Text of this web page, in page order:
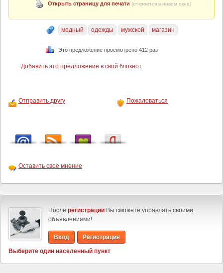
Открыть страницу для печати (откроется в новом окне)
модный одежды мужской магазин
Это предложение просмотрено 412 раз
Добавить это предложение в свой блокнот
Отправить другу Пожаловаться
Оставить своё мнение
После регистрации Вы сможете управлять своими
объявлениями!
Вход
Регистрация
Выберите один населенный пункт